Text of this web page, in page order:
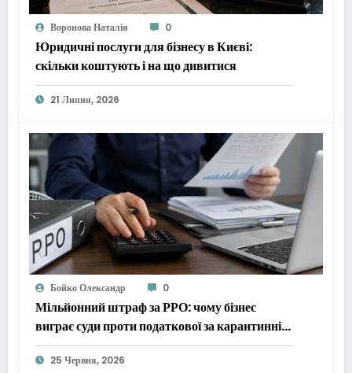
Воронова Наталія 0
Юридичні послуги для бізнесу в Києві:
скільки коштують і на що дивитися
21 Липня, 2026
Бойко Олександр 0
Мільйонний штраф за РРО: чому бізнес
виграє суди проти податкової за карантинні
періоди
25 Червня, 2026